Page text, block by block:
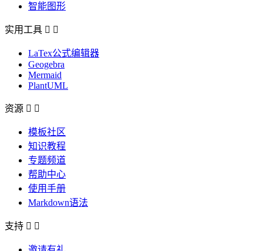
智能图形
实用工具  
LaTex公式编辑器
Geogebra
Mermaid
PlantUML
资源  
模板社区
知识教程
专题频道
帮助中心
使用手册
Markdown语法
支持  